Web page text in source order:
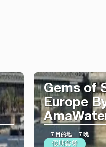
Gems of
Europe
7 目的地 7 晚
假期套餐